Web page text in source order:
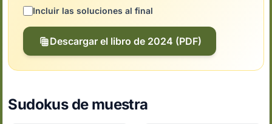
Incluir las soluciones al final
Descargar el libro de 2024 (PDF)
Sudokus de muestra